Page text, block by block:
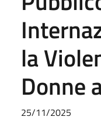
la
Donne
25/11/2025